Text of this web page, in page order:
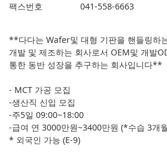
팩스번호 041-558-6663
**다다는 Wafer및 대형 기판을 핸들링하
개발 및 제조하는 회사로서 OEM및 개발
통한 동반 성장을 추구하는 회사입니다**
- MCT 가공 모집
-생산직 신입 모집
-주5일 09:00~18:00
-급여 연 3000만원~3400만원 (*수습 3개
* 외국인 가능 (E-9)